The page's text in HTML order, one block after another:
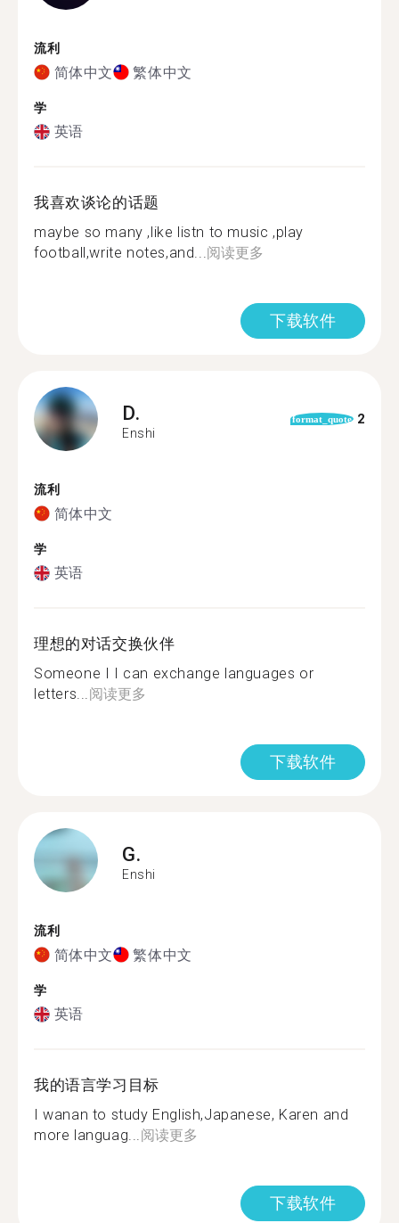
流利
简体中文 繁体中文
学
英语
我喜欢谈论的话题
maybe so many ,like listn to music ,play
football,write notes,and...阅读更多
下载软件
D.
Enshi
format_quote 2
流利
简体中文
学
英语
理想的对话交换伙伴
Someone I I can exchange languages or
letters...阅读更多
下载软件
G.
Enshi
流利
简体中文 繁体中文
学
英语
我的语言学习目标
I wanan to study English,Japanese, Karen and
more languag...阅读更多
下载软件